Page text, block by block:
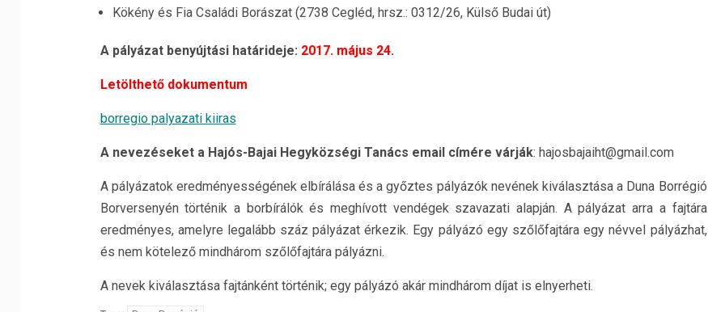
Kökény és Fia Családi Borászat (2738 Cegléd, hrsz.: 0312/26, Külső Budai út)
A pályázat benyújtási határideje: 2017. május 24.
Letölthető dokumentum
borregio palyazati kiiras
A nevezéseket a Hajós-Bajai Hegyközségi Tanács email címére várják: hajosbajaiht@gmail.com
A pályázatok eredményességének elbírálása és a győztes pályázók nevének kiválasztása a Duna Borrégió
Borversenyén történik a borbírálók és meghívott vendégek szavazati alapján. A pályázat arra a fajtára
eredményes, amelyre legalább száz pályázat érkezik. Egy pályázó egy szőlőfajtára egy névvel pályázhat,
és nem kötelező mindhárom szőlőfajtára pályázni.
A nevek kiválasztása fajtánként történik; egy pályázó akár mindhárom díjat is elnyerheti.